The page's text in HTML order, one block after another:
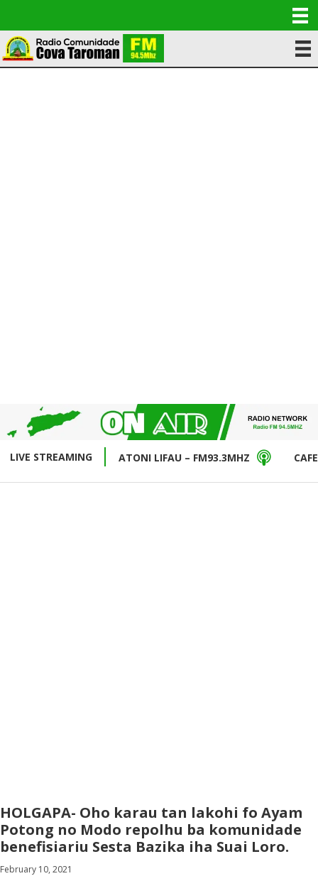
LIVE STREAMING ATONI LIFAU – FM93.3MHZ
HOLGAPA- Oho karau tan lakohi fo Ayam
Potong no Modo repolhu ba komunidade
benefisiariu Sesta Bazika iha Suai Loro.
February 10, 2021